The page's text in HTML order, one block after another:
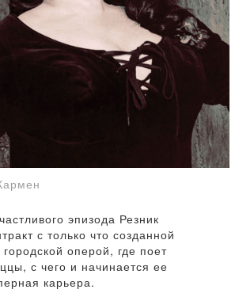
эпизода Резник
с только что созданной
оперой, где поет
с чего и начинается ее
карьера.